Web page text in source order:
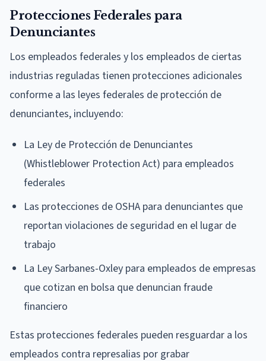
Protecciones Federales para
Denunciantes
Los empleados federales y los empleados de ciertas
industrias reguladas tienen protecciones adicionales
conforme a las leyes federales de protección de
denunciantes, incluyendo:
La Ley de Protección de Denunciantes
(Whistleblower Protection Act) para empleados
federales
Las protecciones de OSHA para denunciantes que
reportan violaciones de seguridad en el lugar de
trabajo
La Ley Sarbanes-Oxley para empleados de empresas
que cotizan en bolsa que denuncian fraude
financiero
Estas protecciones federales pueden resguardar a los
empleados contra represalias por grabar